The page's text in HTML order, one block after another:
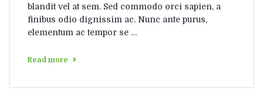
blandit vel at sem. Sed commodo orci sapien, a
finibus odio dignissim ac. Nunc ante purus,
elementum ac tempor se …
Read more